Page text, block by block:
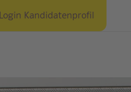
Login Kandidatenprofil